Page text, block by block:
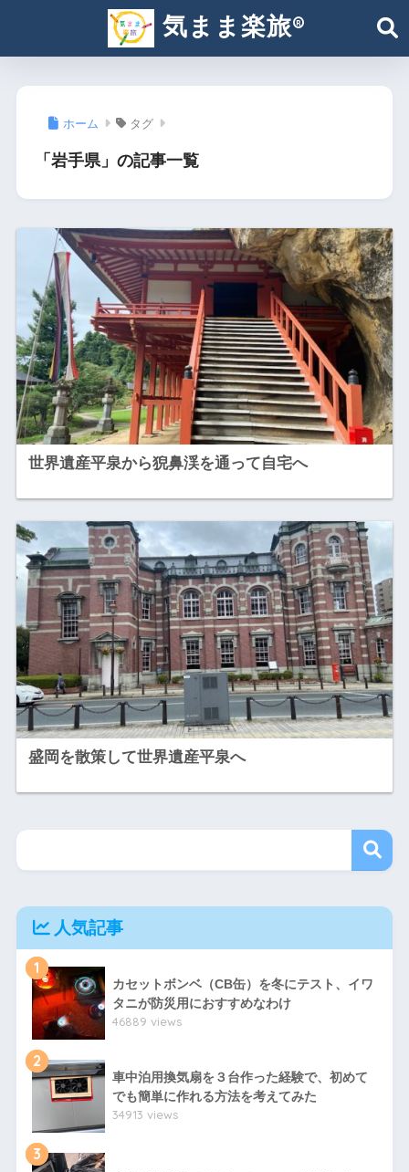
気まま楽旅®︎
ホーム タグ
「岩手県」の記事一覧
世界遺産平泉から猊鼻渓を通って自宅へ
盛岡を散策して世界遺産平泉へ
人気記事
1
カセットボンベ（CB缶）を冬にテスト、イワ
タニが防災用におすすめなわけ
46889 views
2
車中泊用換気扇を３台作った経験で、初めて
でも簡単に作れる方法を考えてみた
34913 views
3